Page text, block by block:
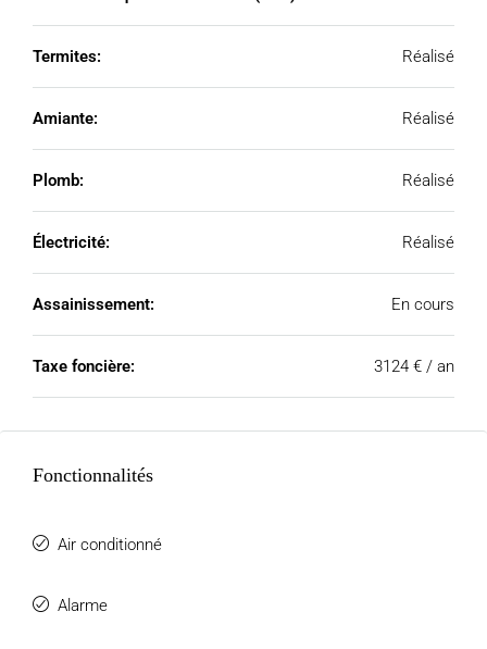
Termites: Réalisé
Amiante: Réalisé
Plomb: Réalisé
Électricité: Réalisé
Assainissement: En cours
Taxe foncière: 3124 € / an
Fonctionnalités
Air conditionné
Alarme